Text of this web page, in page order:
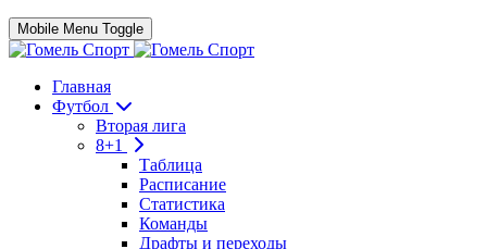
Mobile Menu Toggle
Главная
Футбол
Вторая лига
8+1
Таблица
Расписание
Статистика
Команды
Драфты и переходы